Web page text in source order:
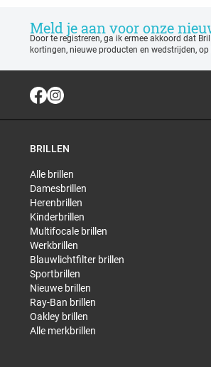
Meld je aan voor onze
Door te registreren, ga ik ermee akkoord dat
kortingen, nieuwe producten en wedstrijden,
BRILLEN
Alle brillen
Damesbrillen
Herenbrillen
Kinderbrillen
Multifocale brillen
Werkbrillen
Blauwlichtfilter brillen
Sportbrillen
Nieuwe brillen
Ray-Ban brillen
Oakley brillen
Alle merkbrillen